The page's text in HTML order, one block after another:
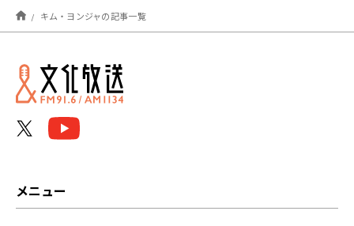
キム・ヨンジャの記事一覧
メニュー